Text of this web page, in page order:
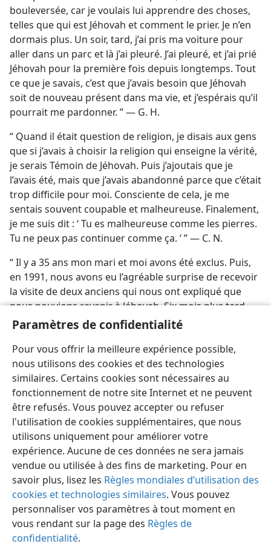
Paramètres de confidentialité
Pour vous offrir la meilleure expérience possible,
nous utilisons des cookies et des technologies
similaires. Certains cookies sont nécessaires au
fonctionnement de notre site Internet et ne peuvent
être refusés. Vous pouvez accepter ou refuser
l'utilisation de cookies supplémentaires, que nous
utilisons uniquement pour améliorer votre
expérience. Aucune de ces données ne sera jamais
vendue ou utilisée à des fins de marketing. Pour en
savoir plus, lisez les Règles mondiales d’utilisation des
cookies et technologies similaires. Vous pouvez
personnaliser vos paramètres à tout moment en
vous rendant sur la page des Règles de
confidentialité.
bouleversée, car je voulais lui apprendre des choses,
telles que qui est Jéhovah et comment le prier. Je n’en
dormais plus. Un soir, tard, j’ai pris ma voiture pour
aller dans un parc et là j’ai pleuré. J’ai pleuré, et j’ai prié
Jéhovah pour la première fois depuis longtemps. Tout
ce que je savais, c’est que j’avais besoin que Jéhovah
soit de nouveau présent dans ma vie, et j’espérais qu’il
pourrait me pardonner. ” — G. H.
“ Quand il était question de religion, je disais aux gens
que si j’avais à choisir la religion qui enseigne la vérité,
je serais Témoin de Jéhovah. Puis j’ajoutais que je
l’avais été, mais que j’avais abandonné parce que c’était
trop difficile pour moi. Consciente de cela, je me
sentais souvent coupable et malheureuse. Finalement,
je me suis dit : ‘ Tu es malheureuse comme les pierres.
Tu ne peux pas continuer comme ça. ’ ” — C. N.
“ Il y a 35 ans mon mari et moi avons été exclus. Puis,
en 1991, nous avons eu l’agréable surprise de recevoir
la visite de deux anciens qui nous ont expliqué que
nous pouvions revenir à Jéhovah. Six mois plus tard,
nous avons eu l’immense joie d’être réintégrés. Mon
63 ans. ” — C. A.